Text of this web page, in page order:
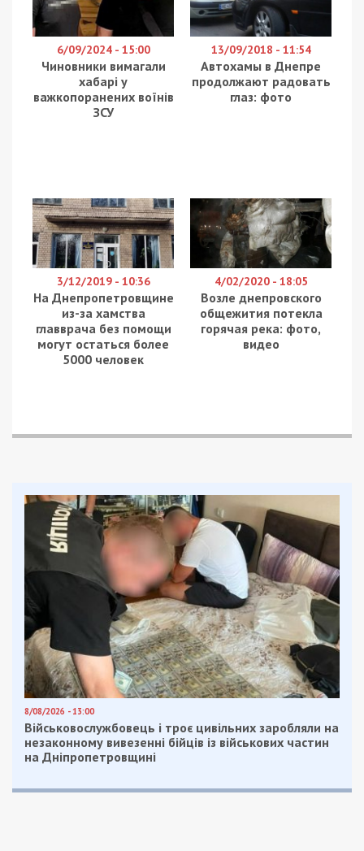
За матеріалами СБУ 15 років тюрми отримав
громадським об’єднанням, яке було підконтрольне
забороненій в Україні партії ОПЗЖ. Про це
повідомляє49000із посиланням на управління
СБУ в Дніпропетровській області.
Співробітники СБУ затримали ворожого
поплічника у результаті спецоперації на
території Дніпропетровського регіону восени
2022 року. Як встановило розслідування,
зрадником є житель Дніпра Костянтин Малахов,
прямий зв’язок з представником російської